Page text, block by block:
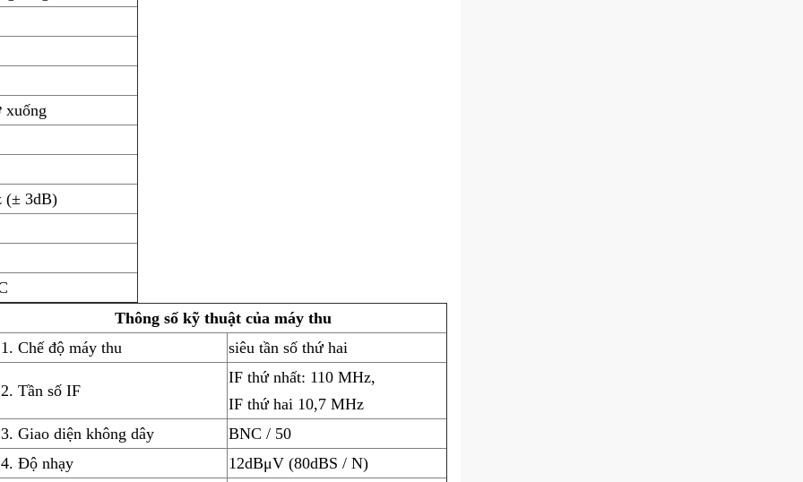
xuống
(± 3dB)
Thông số kỹ thuật của máy thu
1. Chế độ máy thu
siêu tần số thứ hai
2. Tần số IF
IF thứ nhất: 110 MHz,
IF thứ hai 10,7 MHz
3. Giao diện không dây
BNC / 50
4. Độ nhạy
12dBμV (80dBS / N)